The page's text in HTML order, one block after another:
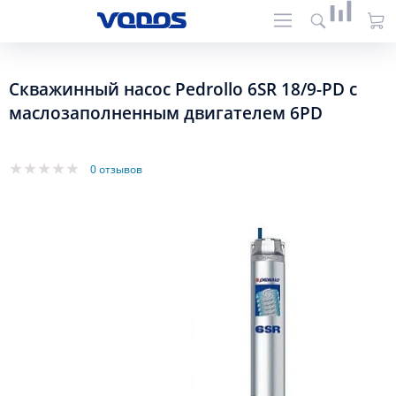
Скважинный насос Pedrollo 6SR 18/9-PD с
маслозаполненным двигателем 6PD
0 отзывов